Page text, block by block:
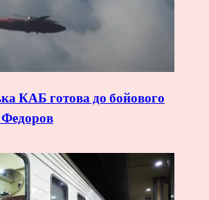
КАБ готова до бойового
Федоров